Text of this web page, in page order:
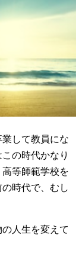
して教員にな
の時代かなり
等師範学校を
時代で、むし
人生を変えて